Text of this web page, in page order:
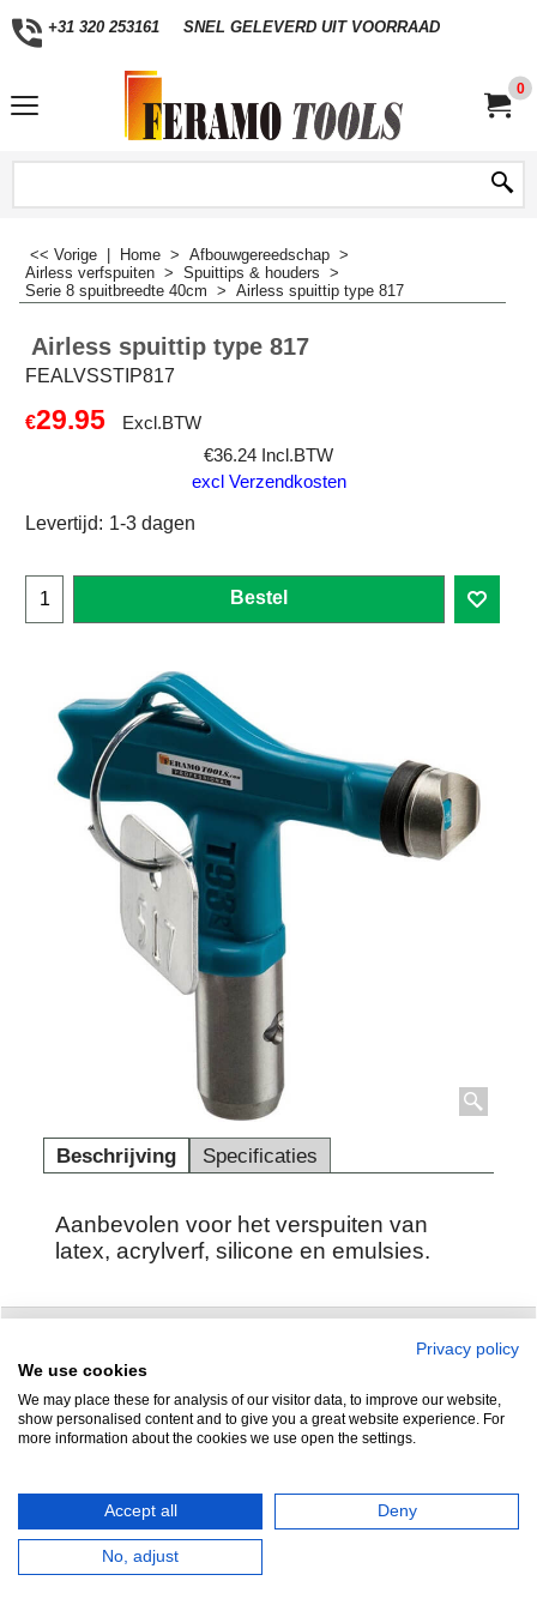
+31 320 253161 SNEL GELEVERD UIT VOORRAAD
0
<< Vorige Home > Afbouwgereedschap >
Airless verfspuiten > Spuittips & houders >
Serie 8 spuitbreedte 40cm > Airless spuittip type 817
Airless spuittip type 817
FEALVSSTIP817
€29.95
Excl.BTW
€36.24 Incl.BTW
excl Verzendkosten
Levertijd: 1-3 dagen
Bestel
Beschrijving Specificaties
Aanbevolen voor het verspuiten van
latex, acrylverf, silicone en emulsies.
Zuidersluisweg 42
8243 RC Lelystad
Tel: +31(0)320
253161
Privacy policy
We use cookies
We may place these for analysis of our visitor data, to improve our website,
show personalised content and to give you a great website experience. For
more information about the cookies we use open the settings.
Accept all Deny
No, adjust